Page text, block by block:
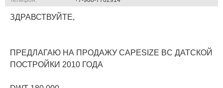
Конференции
Выставки и семинары
Флот
Все службы
ЗДРАВСТВУЙТЕ,
ПРЕДЛАГАЮ НА ПРОДАЖУ CAPESIZE BC ДАТСКОЙ
ПОСТРОЙКИ 2010 ГОДА